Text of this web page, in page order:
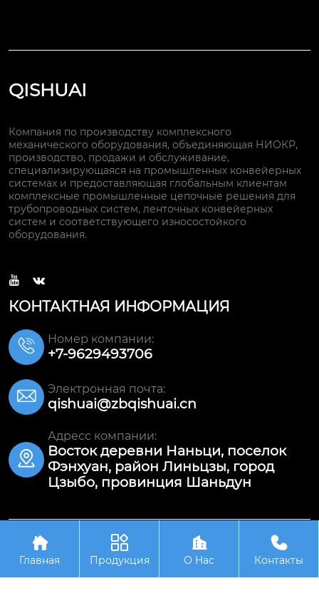
QISHUAI
Компания по производству комплексного
механического оборудования, объединяющая НИОКР,
производство, продажи и обслуживание,
специализирующаяся на промышленных конвейерных
системах и предоставляющая глобальным клиентам
комплексные промышленные цепочные решения для
трубопроводных систем, ленточных конвейерных
систем и соответствующего износостойкого
оборудования.
 
КОНТАКТНАЯ ИНФОРМАЦИЯ
 Номер компании:
+7-9629493706
 Электронная почта:
qishuai@zbqishuai.cn

Адресс компании:
Восток деревни Наньци, поселок
Фэнхуан, район Линьцзы, город
Цзыбо, провинция Шаньдун
Авторское право©ООО Шаньдун Цишуай
Износостойкое Оборудование

Главная

Продукция

О Hас

Контакты